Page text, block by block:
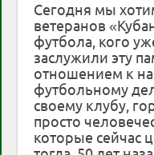
Сегодня мы
ветеранов
футбола, кого
заслужили эту
отношением к
футбольному
своему клубу,
просто
которые сейчас